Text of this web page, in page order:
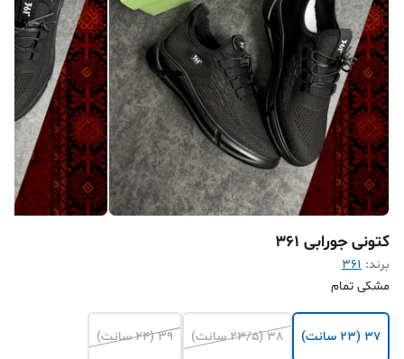
کتونی جورابی 361
برند: ۳۶۱
مشکی تمام
37 (۲۳ سانت) 38 (۲۳/۵ سانت) 39 (۲۴ سانت)